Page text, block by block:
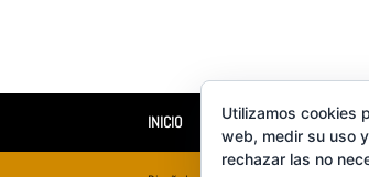
INICIO XILUET MEDICINA
Utilizamos cookies
web, medir su uso
rechazar las no